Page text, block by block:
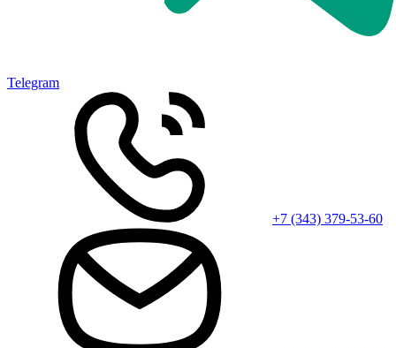
Telegram
+7 (343) 379-53-60